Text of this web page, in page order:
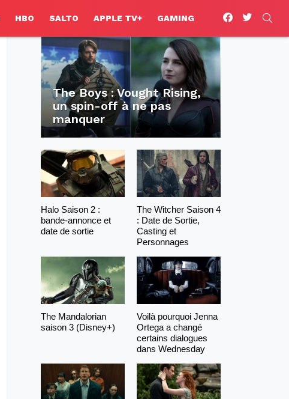
HBO SALTO APPLE TV+ GAMING
facebooktwitter
The Boys : Vought Rising,
un spin-off à ne pas
manquer
Halo Saison 2 :
bande-annonce et
date de sortie
The Witcher Saison 4
: Date de Sortie,
Casting et
Personnages
The Mandalorian
saison 3 (Disney+)
Voilà pourquoi Jenna
Ortega a changé
certains dialogues
dans Wednesday